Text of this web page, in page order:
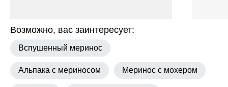
Возможно, вас заинтересует:
Вспушенный меринос
Альпака с мериносом Меринос с мохером